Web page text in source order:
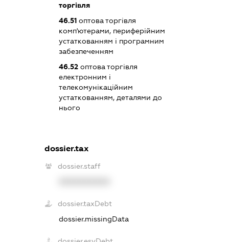
торгівля
46.51 оптова торгівля
комп'ютерами, периферійним
устаткованням і програмним
забезпеченням
46.52 оптова торгівля
електронним і
телекомунікаційним
устаткованням, деталями до
нього
dossier.tax
dossier.staff
dossier.taxDebt
dossier.missingData